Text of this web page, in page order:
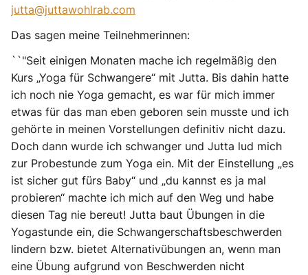
jutta@juttawohlrab.com
Das sagen meine Teilnehmerinnen:
``"Seit einigen Monaten mache ich regelmäßig den
Kurs „Yoga für Schwangere“ mit Jutta. Bis dahin hatte
ich noch nie Yoga gemacht, es war für mich immer
etwas für das man eben geboren sein musste und ich
gehörte in meinen Vorstellungen definitiv nicht dazu.
Doch dann wurde ich schwanger und Jutta lud mich
zur Probestunde zum Yoga ein. Mit der Einstellung „es
ist sicher gut fürs Baby“ und „du kannst es ja mal
probieren“ machte ich mich auf den Weg und habe
diesen Tag nie bereut! Jutta baut Übungen in die
Yogastunde ein, die Schwangerschaftsbeschwerden
lindern bzw. bietet Alternativübungen an, wenn man
eine Übung aufgrund von Beschwerden nicht